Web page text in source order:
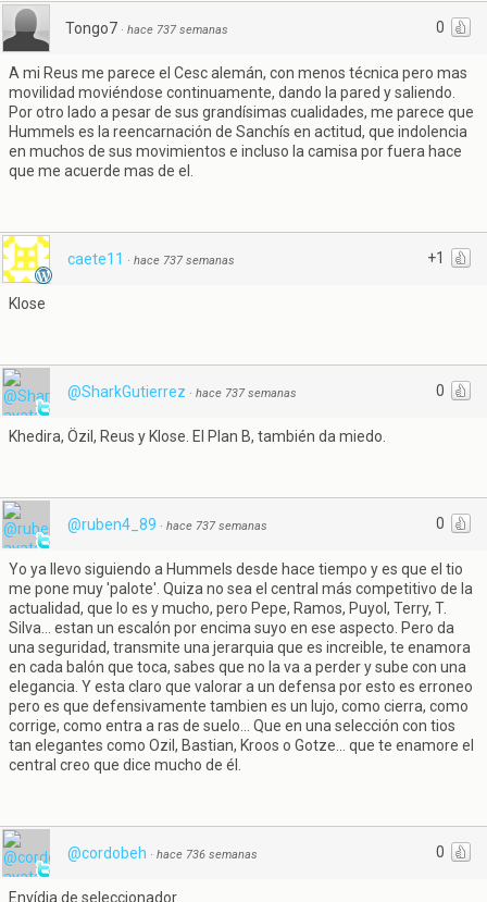
0
Tongo7 · hace 737 semanas
A mi Reus me parece el Cesc alemán, con menos técnica pero mas
movilidad moviéndose continuamente, dando la pared y saliendo.
Por otro lado a pesar de sus grandísimas cualidades, me parece que
Hummels es la reencarnación de Sanchís en actitud, que indolencia
en muchos de sus movimientos e incluso la camisa por fuera hace
que me acuerde mas de el.
+1
caete11 · hace 737 semanas
Klose
0
@SharkGutierrez · hace 737 semanas
Khedira, Özil, Reus y Klose. El Plan B, también da miedo.
0
@ruben4_89 · hace 737 semanas
Yo ya llevo siguiendo a Hummels desde hace tiempo y es que el tio
me pone muy 'palote'. Quiza no sea el central más competitivo de la
actualidad, que lo es y mucho, pero Pepe, Ramos, Puyol, Terry, T.
Silva... estan un escalón por encima suyo en ese aspecto. Pero da
una seguridad, transmite una jerarquia que es increible, te enamora
en cada balón que toca, sabes que no la va a perder y sube con una
elegancia. Y esta claro que valorar a un defensa por esto es erroneo
pero es que defensivamente tambien es un lujo, como cierra, como
corrige, como entra a ras de suelo... Que en una selección con tios
tan elegantes como Ozil, Bastian, Kroos o Gotze... que te enamore el
central creo que dice mucho de él.
0
@cordobeh · hace 736 semanas
Envídia de seleccionador.